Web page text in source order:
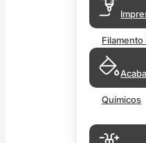
Filamento
Químicos